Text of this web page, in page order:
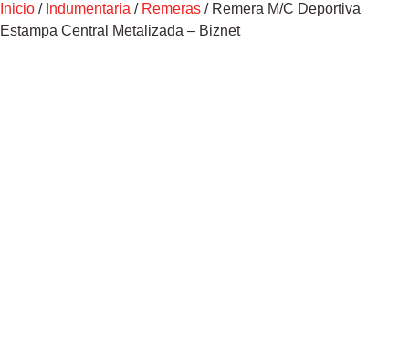
Inicio / Indumentaria / Remeras / Remera M/C Deportiva
Estampa Central Metalizada – Biznet